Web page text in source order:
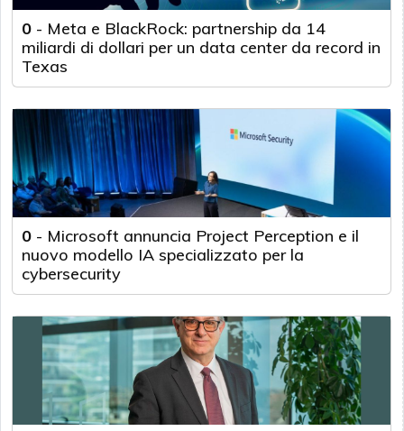
0 - Meta e BlackRock: partnership da 14
miliardi di dollari per un data center da record in
Texas
0 - Microsoft annuncia Project Perception e il
nuovo modello IA specializzato per la
cybersecurity